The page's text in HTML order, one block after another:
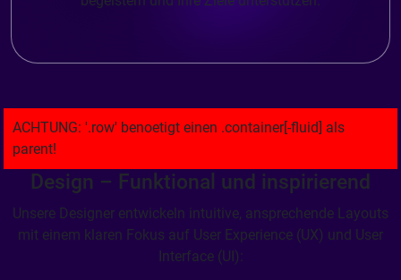
Design – Funktional und inspirierend
Unsere Designer entwickeln intuitive, ansprechende Layouts
mit einem klaren Fokus auf User Experience (UX) und User
Interface (UI):